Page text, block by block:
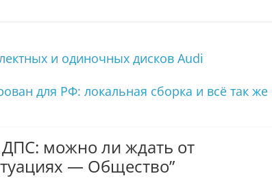
и одиночных дисков Audi
для РФ: локальная сборка и всё так же
ДПС: можно ли ждать от
— Общество”